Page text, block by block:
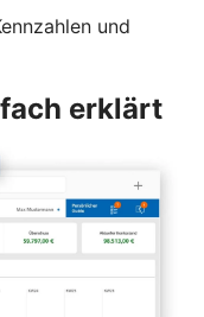
und
erklärt